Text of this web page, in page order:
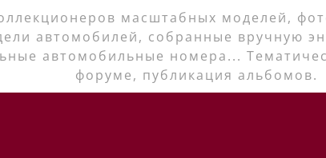
масштабных моделей,
автомобилей, собранные вручную
автомобильные номера...
форуме, публикация альбомов.